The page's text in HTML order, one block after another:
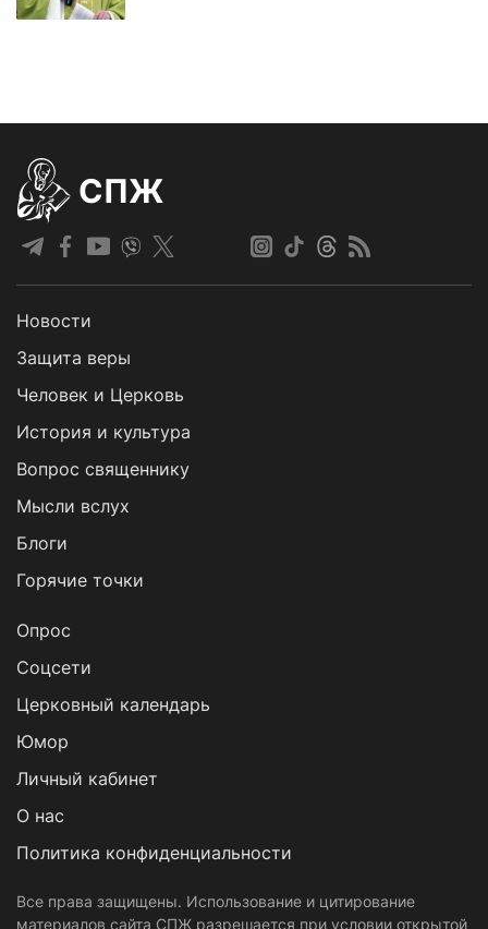
СПЖ
Новости
Защита веры
Человек и Церковь
История и культура
Вопрос священнику
Мысли вслух
Блоги
Горячие точки
Опрос
Cоцсети
Церковный календарь
Юмор
Личный кабинет
О нас
Политика конфиденциальности
Все права защищены. Использование и цитирование
материалов сайта СПЖ разрешается при условии открытой